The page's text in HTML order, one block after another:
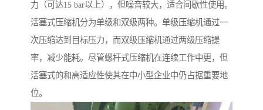
力（可达15 bar以上），但噪音较大，适合间歇性使用。
活塞式压缩机分为单级和双级两种。单级压缩机通过一
次压缩达到目标压力，而双级压缩机通过两级压缩提
率，减少能耗。尽管螺杆式压缩机在连续工作中更，但
活塞式的和高适应性使其在中小型企业中仍占据重要地
位。